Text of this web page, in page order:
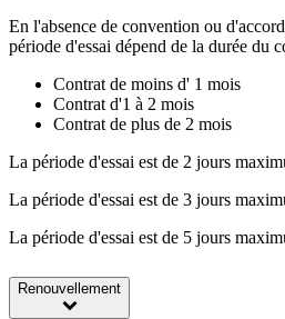
En l'absence de convention ou
période d'essai dépend de la durée du
Contrat de moins d' 1 mois
Contrat d'1 à 2 mois
Contrat de plus de 2 mois
La période d'essai est de 2 jours
La période d'essai est de 3 jours
La période d'essai est de 5 jours
Renouvellement